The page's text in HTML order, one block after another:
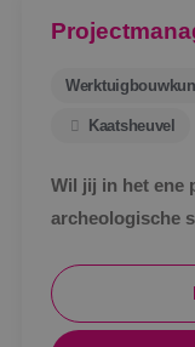
Kaatsheuvel
Wil jij in het ene
archeologische
kantoorgebouw